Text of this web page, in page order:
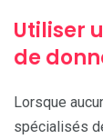
Utiliser
de
Lorsque
spécialisés